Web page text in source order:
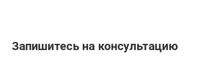
Запишитесь на консультацию